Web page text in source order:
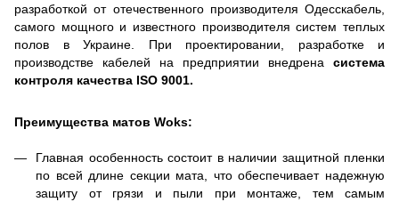
разработкой от отечественного производителя Одесскабель,
самого мощного и известного производителя систем теплых
полов в Украине. При проектировании, разработке и
производстве кабелей на предприятии внедрена система
контроля качества ISO 9001.
Преимущества матов Woks:
Главная особенность состоит в наличии защитной пленки
по всей длине секции мата, что обеспечивает надежную
защиту от грязи и пыли при монтаже, тем самым